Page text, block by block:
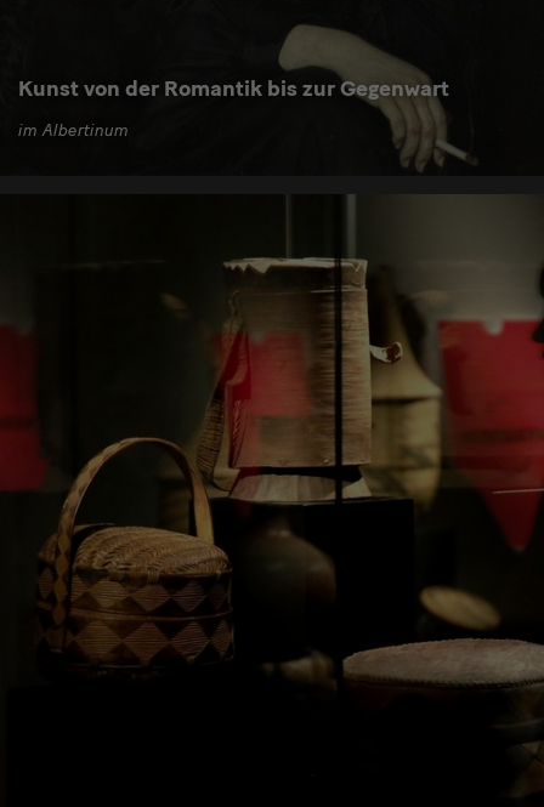
Kunst von der Romantik bis zur Gegenwart
im Albertinum